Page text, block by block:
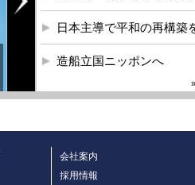
日本主導で平和の再構築
造船立国ニッポンへ
会社案内
採用情報